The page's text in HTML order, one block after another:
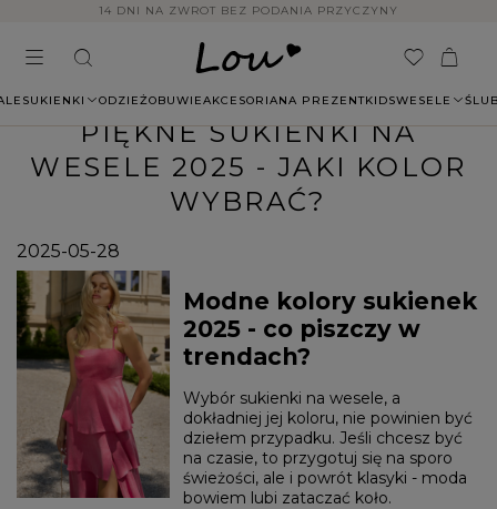
14 DNI NA ZWROT BEZ PODANIA PRZYCZYNY
SUKIENKI ODZIEŻOBUWIEAKCESORIANA PREZENTKIDSWESELE
PIĘKNE SUKIENKI NA
WESELE 2025 - JAKI KOLOR
WYBRAĆ?
2025-05-28
Modne kolory sukienek
2025 - co piszczy w
trendach?
Wybór sukienki na wesele, a
dokładniej jej koloru, nie powinien być
dziełem przypadku. Jeśli chcesz być
na czasie, to przygotuj się na sporo
świeżości, ale i powrót klasyki - moda
bowiem lubi zataczać koło.